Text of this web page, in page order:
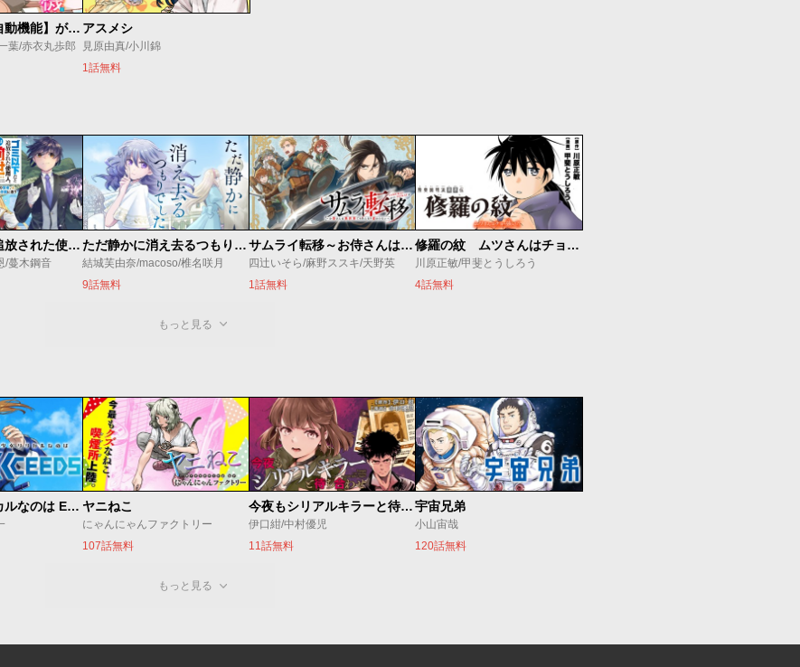
ダメスキル【自動機能】が覚醒しました
葉/赤衣丸歩郎
アスメシ
見原由真/小川錦
1話無料
ゴミ以下だと追放された使用人、実は前世賢者です ～史上最強の賢者、世界最高峰の学園に通う～
/蔓木鋼音
ただ静かに消え去るつもりでした
結城芙由奈/macoso/椎名咲月
9話無料
サムライ転移～お侍さんは異世界でもあんまり変わらない～
四辻いそら/麻野ススキ/天野英
1話無料
修羅の紋 ムツさんはチョー強い？！
川原正敏/甲斐とうしろう
4話無料
もっと見る
魔法少女リリカルなのは EXCEEDS ヤニねこ
にゃんにゃんファクトリー
107話無料
今夜もシリアルキラーと待ち合わせ
伊口紺/中村優児
11話無料
宇宙兄弟
小山宙哉
120話無料
もっと見る